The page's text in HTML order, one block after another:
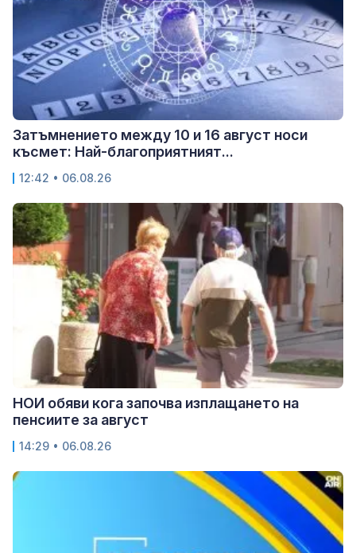
Затъмнението между 10 и 16 август носи
късмет: Най-благоприятният...
12:42 • 06.08.26
НОИ обяви кога започва изплащането на
пенсиите за август
14:29 • 06.08.26